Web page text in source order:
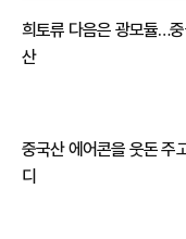
희토류 다음은 광모듈…
산
중국산 에어콘을 웃돈 주
디